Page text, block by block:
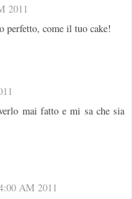
2011
perfetto, come il tuo cake!
mai fatto e mi sa che sia
AM 2011